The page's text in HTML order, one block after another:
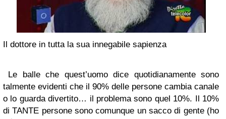
Il dottore in tutta la sua innegabile sapienza
Le balle che quest’uomo dice quotidianamente sono
talmente evidenti che il 90% delle persone cambia canale
o lo guarda divertito… il problema sono quel 10%. Il 10%
di TANTE persone sono comunque un sacco di gente (ho